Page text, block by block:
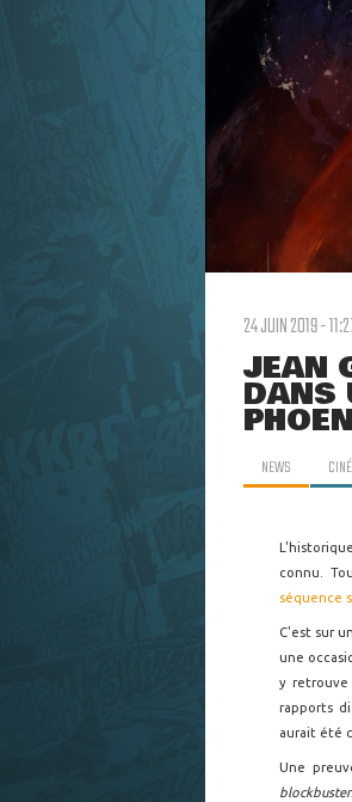
24 JUIN 2019 -
JEAN
DANS
NEWS
connu.
séquence
C'est sur
une
y
rapports
aurait été
Une